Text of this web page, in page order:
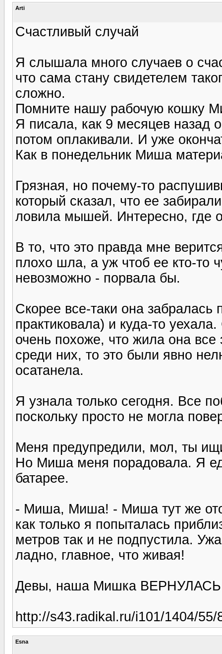
Arti
Счастливый случай
Я слышала много случаев о
что сама стану свидетелем
сложно.
Помните нашу рабочую кошку
Я писала, как 9 месяцев
потом оплакивали. И уже
Как в понедельник Миша
Грязная, но почему-то
который сказал, что ее
ловила мышей. Интересно, где
В то, что это правда мне
плохо шла, а уж чтоб ее кто-то
невозможно - порвала бы.
Скорее все-таки она
практиковала) и куда-то
очень похоже, что жила она
среди них, то это были явно
осатанела.
Я узнала только сегодня. Все
поскольку просто не могла
Меня предупредили, мол, ты
Но Миша меня порадовала. Я
батарее.
- Миша, Миша! - Миша тут же
как только я попыталась
метров так и не подпустила.
ладно, главное, что живая!
Девы, наша Мишка
http://s43.radikal.ru/i101/1404/
Esna